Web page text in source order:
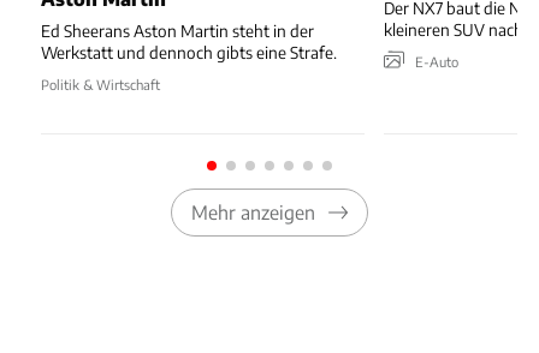
Ed Sheerans Aston Martin steht in der
Werkstatt und dennoch gibts eine Strafe.
Politik & Wirtschaft
Der NX7 baut die N-
kleineren SUV nach
E-Auto
Mehr anzeigen